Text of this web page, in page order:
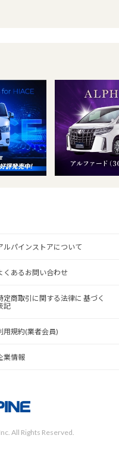
ルパインストアについて
くあるお問い合わせ
定商取引に関する法律に 基づく
記
用規約(業者会員)
業情報
All Rights Reserved.